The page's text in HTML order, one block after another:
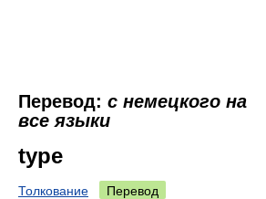
Перевод: с немецкого на
все языки
type
Толкование Перевод